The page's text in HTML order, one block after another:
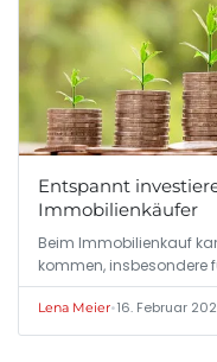
Entspannt
Immobilienkäufer
Beim Immobilienkauf
kommen, insbesondere
Lena Meier•16. Februar